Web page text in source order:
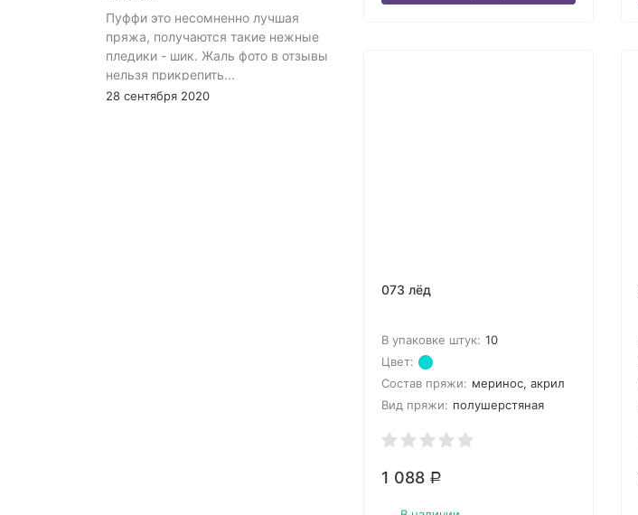
073 лёд
В упаковке штук: 10
Цвет:
Состав пряжи: меринос, акрил
Вид пряжи: полушерстяная
1 088 Р
Пуффи это несомненно лучшая
пряжа, получаются такие нежные
пледики - шик. Жаль фото в отзывы
нельзя прикрепить...
28 сентября 2020